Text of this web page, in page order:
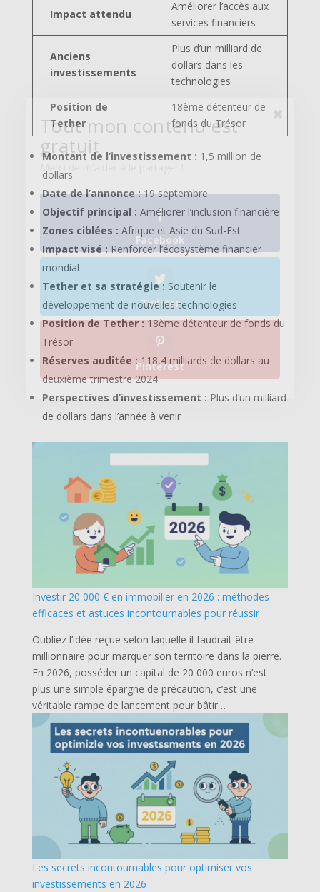
Impact attendu
Améliorer l’accès aux
services financiers
Anciens
investissements
Plus d’un milliard de
dollars dans les
technologies
Position de
Tether
18ème détenteur de
fonds du Trésor
Montant de l’investissement : 1,5 million de
dollars
Date de l’annonce :19 septembre
Objectif principal : Améliorer l’inclusion financière
Zones ciblées : Afrique et Asie du Sud-Est
Impact visé :Renforcer l’écosystème financier
mondial
Tether et sa stratégie : Soutenir le
développement de nouvelles technologies
Position de Tether :18ème détenteur de fonds du
Trésor
Réserves auditée :118,4 milliards de dollars au
deuxième trimestre 2024
Perspectives d’investissement : Plus d’un milliard
de dollars dans l’année à venir
Investir 20 000 € en immobilier en 2026 : méthodes
efficaces et astuces incontournables pour réussir
Oubliez l’idée reçue selon laquelle il faudrait être
millionnaire pour marquer son territoire dans la pierre.
En 2026, posséder un capital de 20 000 euros n’est
plus une simple épargne de précaution, c’est une
véritable rampe de lancement pour bâtir…
Les secrets incontournables pour optimiser vos
investissements en 2026
Merci de m'aider à le partager !
Facebook
Twitter
Pinterest